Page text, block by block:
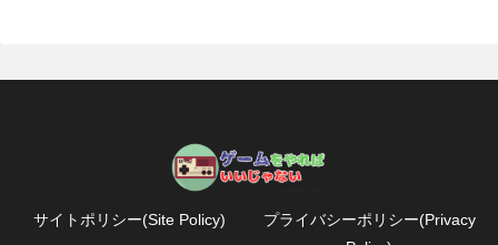
サイトポリシー(Site Policy)
プライバシーポリシー(Privacy